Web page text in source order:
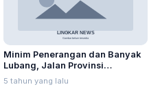
Minim Penerangan dan Banyak
Lubang, Jalan Provinsi
Bahayakan Pengendara
5 tahun yang lalu